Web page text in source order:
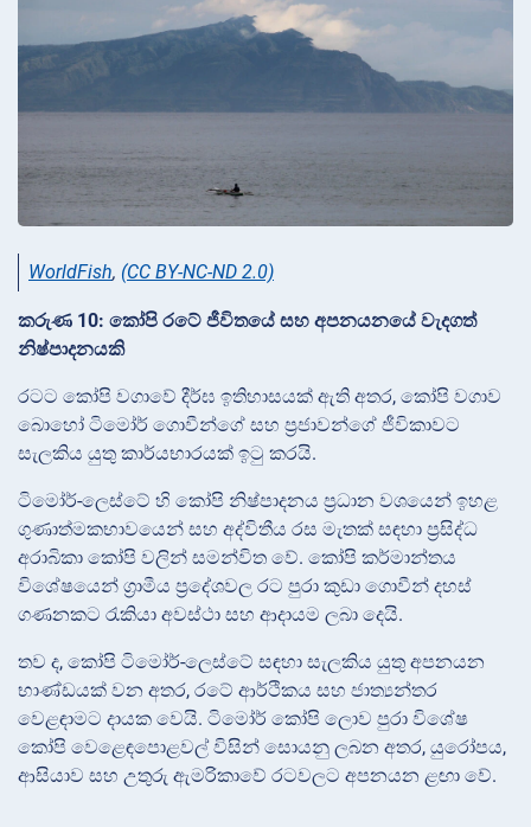
WorldFish, (CC BY-NC-ND 2.0)
කරුණ 10: කෝපි රටේ ජීවිතයේ සහ අපනයනයේ වැදගත්
නිෂ්පාදනයකි
රටට කෝපි වගාවේ දීර්ඝ ඉතිහාසයක් ඇති අතර, කෝපි වගාව
බොහෝ ටිමෝර් ගොවීන්ගේ සහ ප්‍රජාවන්ගේ ජීවිකාවට
සැලකිය යුතු කාර්යභාරයක් ඉටු කරයි.
ටිමෝර්-ලෙස්ටේ හි කෝපි නිෂ්පාදනය ප්‍රධාන වශයෙන් ඉහළ
ගුණාත්මකභාවයෙන් සහ අද්විතීය රස මැතක් සඳහා ප්‍රසිද්ධ
අරාබිකා කෝපි වලින් සමන්විත වේ. කෝපි කර්මාන්තය
විශේෂයෙන් ග්‍රාමීය ප්‍රදේශවල රට පුරා කුඩා ගොවීන් දහස්
ගණනකට රැකියා අවස්ථා සහ ආදායම ලබා දෙයි.
තව ද, කෝපි ටිමෝර්-ලෙස්ටේ සඳහා සැලකිය යුතු අපනයන
භාණ්ඩයක් වන අතර, රටේ ආර්ථිකය සහ ජාත්‍යන්තර
වෙළඳාමට දායක වෙයි. ටිමෝර් කෝපි ලොව පුරා විශේෂ
කෝපි වෙළෙඳපොළවල් විසින් සොයනු ලබන අතර, යුරෝපය,
ආසියාව සහ උතුරු ඇමරිකාවේ රටවලට අපනයන ළඟා වේ.